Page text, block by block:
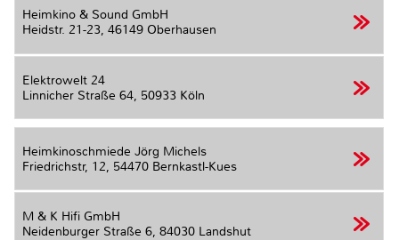
Heimkino & Sound GmbH
Heidstr. 21-23, 46149 Oberhausen
Elektrowelt 24
Linnicher Straße 64, 50933 Köln
Heimkinoschmiede Jörg Michels
Friedrichstr, 12, 54470 Bernkastl-Kues
M & K Hifi GmbH
Neidenburger Straße 6, 84030 Landshut